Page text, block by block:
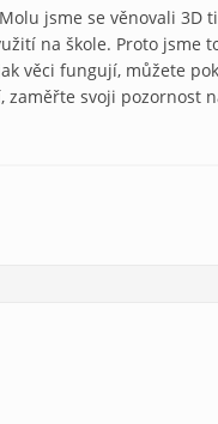
jsme se věnovali
na škole. Proto
věci fungují, můžete
svoji pozornost